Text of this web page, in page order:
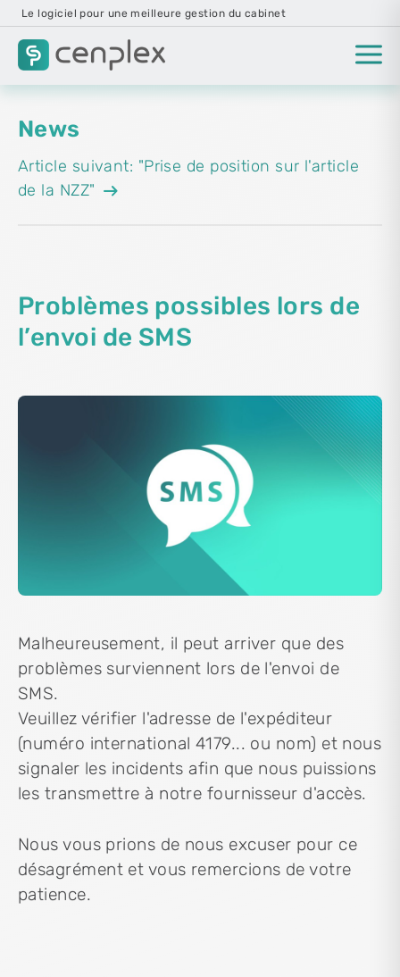
Le logiciel pour une meilleure gestion du cabinet
News
Article suivant: "Prise de position sur l'article
de la NZZ" arrow_right_alt
Problèmes possibles lors de
l’envoi de SMS
Malheureusement, il peut arriver que des
problèmes surviennent lors de l'envoi de
SMS.
Veuillez vérifier l'adresse de l'expéditeur
(numéro international 4179... ou nom) et nous
signaler les incidents afin que nous puissions
les transmettre à notre fournisseur d'accès.
Nous vous prions de nous excuser pour ce
désagrément et vous remercions de votre
patience.